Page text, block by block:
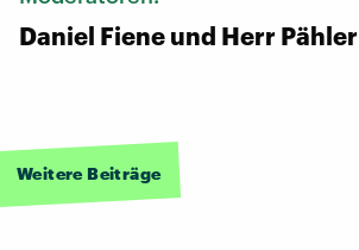
Daniel Fiene und Herr Pähler
Weitere Beiträge